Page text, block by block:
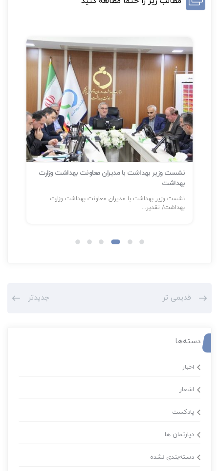
نشست وزیر بهداشت با مدیران معاونت بهداشت وزارت
بهداشت
نشست وزیر بهداشت با مدیران معاونت بهداشت وزارت
بهداشت/ تقدیر...
قدیمی تر جدیدتر
دسته‌ها
اخبار
اشعار
پادکست
دپارتمان ها
دسته‌بندی نشده